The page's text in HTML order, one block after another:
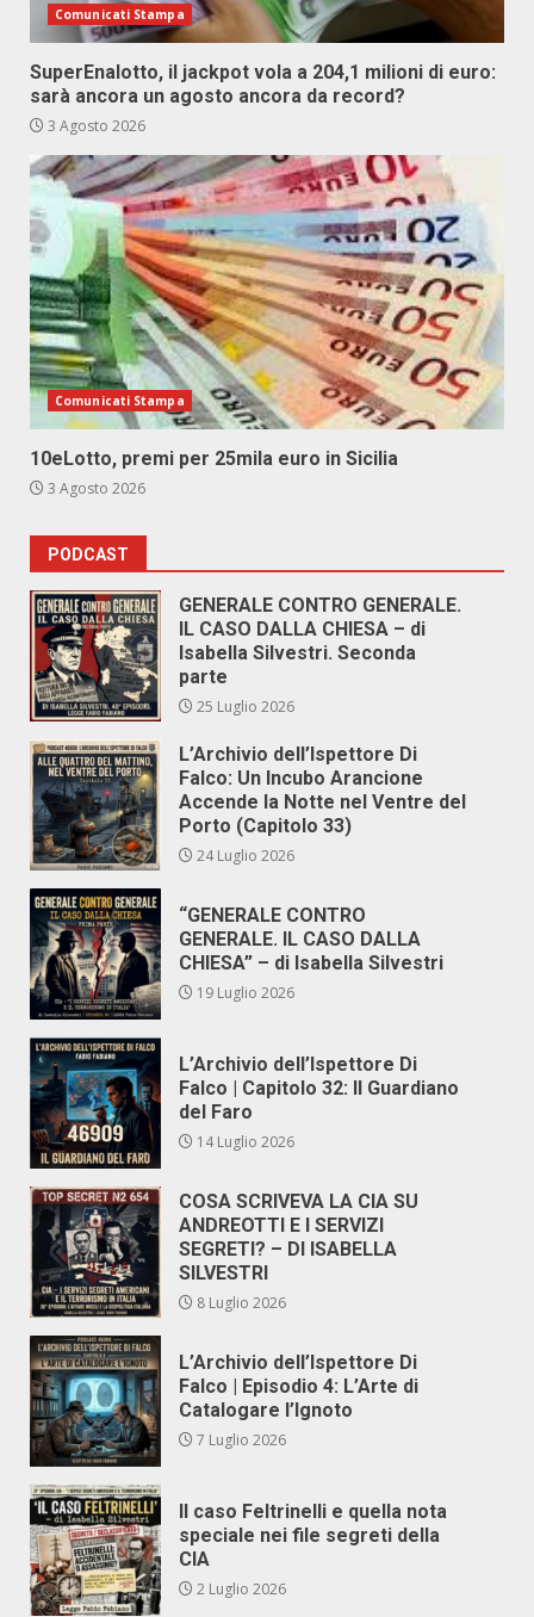
Comunicati Stampa
SuperEnalotto, il jackpot vola a 204,1 milioni di euro:
sarà ancora un agosto ancora da record?
3 Agosto 2026
Comunicati Stampa
10eLotto, premi per 25mila euro in Sicilia
3 Agosto 2026
PODCAST
GENERALE CONTRO GENERALE.
IL CASO DALLA CHIESA – di
Isabella Silvestri. Seconda
parte
25 Luglio 2026
L’Archivio dell’Ispettore Di
Falco: Un Incubo Arancione
Accende la Notte nel Ventre del
Porto (Capitolo 33)
24 Luglio 2026
“GENERALE CONTRO
GENERALE. IL CASO DALLA
CHIESA” – di Isabella Silvestri
19 Luglio 2026
L’Archivio dell’Ispettore Di
Falco | Capitolo 32: Il Guardiano
del Faro
14 Luglio 2026
COSA SCRIVEVA LA CIA SU
ANDREOTTI E I SERVIZI
SEGRETI? – DI ISABELLA
SILVESTRI
8 Luglio 2026
L’Archivio dell’Ispettore Di
Falco | Episodio 4: L’Arte di
Catalogare l’Ignoto
7 Luglio 2026
Il caso Feltrinelli e quella nota
speciale nei file segreti della
CIA
2 Luglio 2026